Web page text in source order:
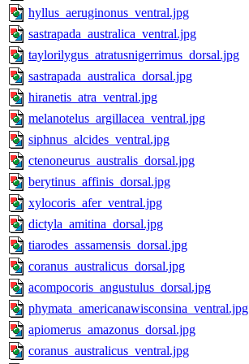
hyllus_aeruginonus_ventral.jpg
sastrapada_australica_ventral.jpg
taylorilygus_atratusnigerrimus_dorsal.jpg
sastrapada_australica_dorsal.jpg
hiranetis_atra_ventral.jpg
melanotelus_argillacea_ventral.jpg
siphnus_alcides_ventral.jpg
ctenoneurus_australis_dorsal.jpg
berytinus_affinis_dorsal.jpg
xylocoris_afer_ventral.jpg
dictyla_amitina_dorsal.jpg
tiarodes_assamensis_dorsal.jpg
coranus_australicus_dorsal.jpg
acompocoris_angustulus_dorsal.jpg
phymata_americanawisconsina_ventral.jpg
apiomerus_amazonus_dorsal.jpg
coranus_australicus_ventral.jpg